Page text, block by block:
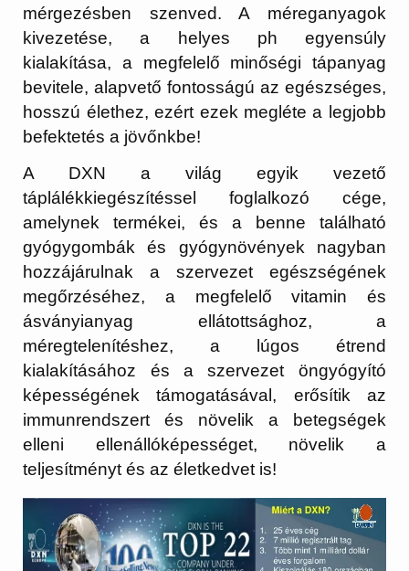
mérgezésben szenved. A méreganyagok
kivezetése, a helyes ph egyensúly
kialakítása, a megfelelő minőségi tápanyag
bevitele, alapvető fontosságú az egészséges,
hosszú élethez, ezért ezek megléte a legjobb
befektetés a jövőnkbe!
A DXN a világ egyik vezető
táplálékkiegészítéssel foglalkozó cége,
amelynek termékei, és a benne található
gyógygombák és gyógynövények nagyban
hozzájárulnak a szervezet egészségének
megőrzéséhez, a megfelelő vitamin és
ásványianyag ellátottsághoz, a
méregtelenítéshez, a lúgos étrend
kialakításához és a szervezet öngyógyító
képességének támogatásával, erősítik az
immunrendszert és növelik a betegségek
elleni ellenállóképességet, növelik a
teljesítményt és az életkedvet is!